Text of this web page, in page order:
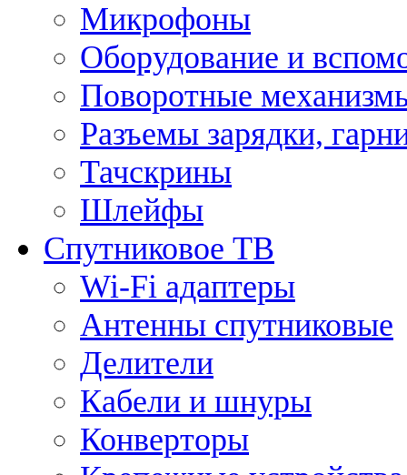
Микрофоны
Оборудование и
Поворотные
Разъемы зарядки,
Тачскрины
Шлейфы
Спутниковое ТВ
Wi-Fi адаптеры
Антенны спутниковые
Делители
Кабели и шнуры
Конверторы